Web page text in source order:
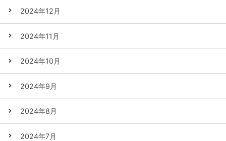
2024年12月
2024年11月
2024年10月
2024年9月
2024年8月
2024年7月